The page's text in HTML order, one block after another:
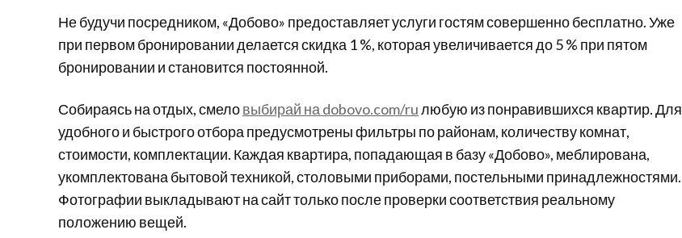
Не будучи посредником, «Добово» предоставляет услуги гостям совершенно бесплатно. Уже
при первом бронировании делается скидка 1 %, которая увеличивается до 5 % при пятом
бронировании и становится постоянной.
Собираясь на отдых, смеловыбирай на dobovo.com/ruлюбую из понравившихся квартир. Для
удобного и быстрого отбора предусмотрены фильтры по районам, количеству комнат,
стоимости, комплектации. Каждая квартира, попадающая в базу «Добово», меблирована,
укомплектована бытовой техникой, столовыми приборами, постельными принадлежностями.
Фотографии выкладывают на сайт только после проверки соответствия реальному
положению вещей.